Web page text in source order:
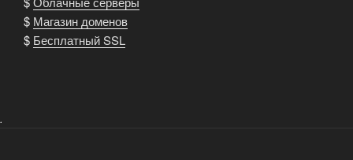
$ Магазин доменов
$ Бесплатный SSL
.